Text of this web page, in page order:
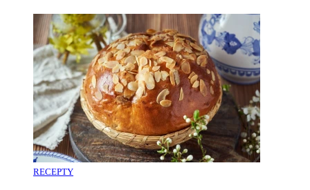
RECEPTY